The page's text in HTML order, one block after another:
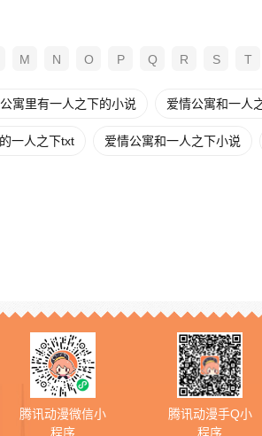
M N O P Q R S T
寓里有一人之下的小说 爱情公寓和一人
一人之下txt 爱情公寓和一人之下小说
腾讯动漫微信小
程序
腾讯动漫手Q小
程序